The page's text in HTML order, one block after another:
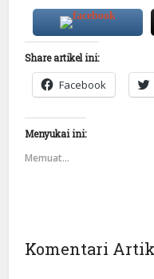
Share artikel ini:
Facebook
Menyukai ini:
Memuat...
Komentari